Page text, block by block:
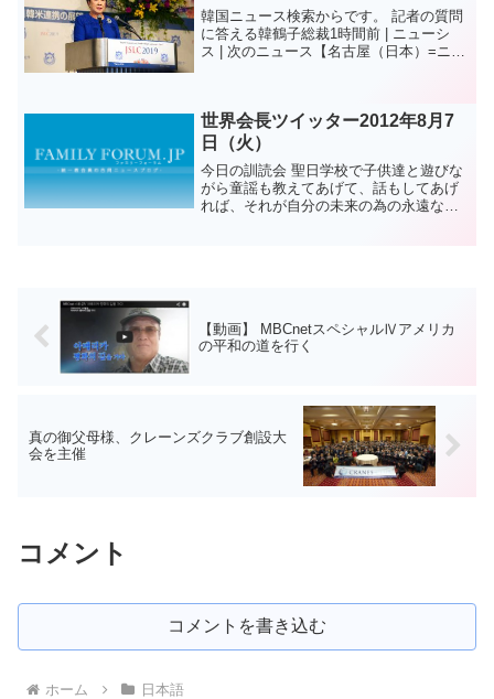
韓国ニュース検索からです。 記者の質問
に答える韓鶴子総裁1時間前 | ニューシ
ス | 次のニュース【名古屋（日本）=ニュ
かれた第...
世界会長ツイッター2012年8月7
日（火）
今日の訓読会 聖日学校で子供達と遊びな
がら童謡も教えてあげて、話もしてあげ
れば、それが自分の未来の為の永遠な財
【動画】 MBCnetスペシャルⅣアメリカ
の平和の道を行く
真の御父母様、クレーンズクラブ創設大
会を主催
コメント
コメントを書き込む
ホーム 日本語